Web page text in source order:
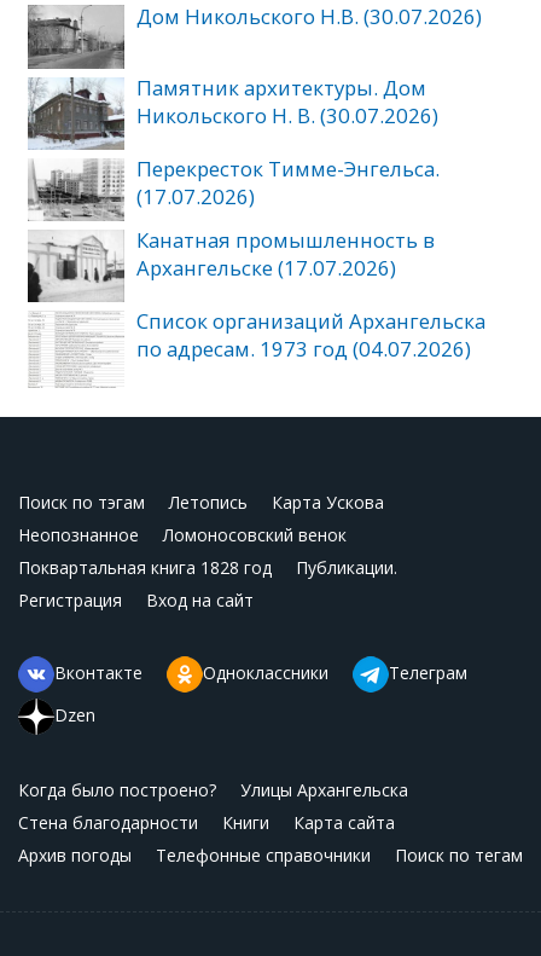
Дом Никольского Н.В. (30.07.2026)
Памятник архитектуры. Дом
Никольского Н. В. (30.07.2026)
Перекресток Тимме-Энгельса.
(17.07.2026)
Канатная промышленность в
Архангельске (17.07.2026)
Список организаций Архангельска
по адресам. 1973 год (04.07.2026)
Поиск по тэгам Летопись
Карта Ускова
Неопознанное
Ломоносовский венок
Поквартальная книга 1828 год
Публикации.
Регистрация
Вход на сайт
Вконтакте Одноклассники
Телеграм
Dzen
Когда было построено?
Улицы Архангельска
Стена благодарности
Книги
Карта сайта
Архив погоды
Телефонные справочники Поиск по тегам